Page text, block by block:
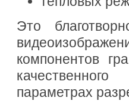
Это
компонентов
параметрах